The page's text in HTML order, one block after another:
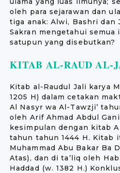
oleh para sejarawan dan
tiga anak: Alwi, Bashri dan
Sakran mengetahui
satupun yang disebutkan?
KITAB AL-RAUD AL-
Kitab al-Raudul Jali karya
1205 H) dalam cetakan
Al Nasyr wa Al-Tawzji’
oleh Arif Ahmad Abdul
kesimpulan dengan kitab
tahun tahun 1444 H. Kitab
Muhammad Abu Bakar Ba
Atas), dan di ta’liq oleh
Haddad (w. 1382 H.)